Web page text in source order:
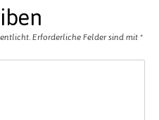
Erforderliche Felder sind mit *